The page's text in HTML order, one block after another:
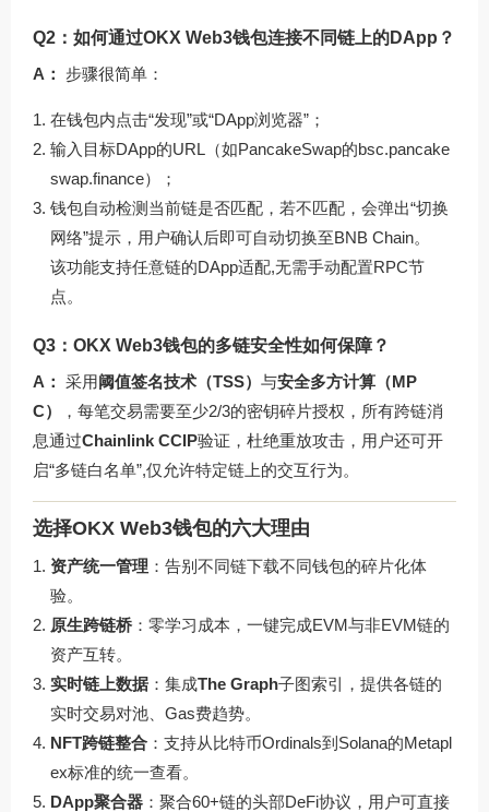
Q2：如何通过OKX Web3钱包连接不同链上的DApp？
A：
步骤很简单：
在钱包内点击“发现”或“DApp浏览器”；
输入目标DApp的URL（如PancakeSwap的bsc.pancake
swap.finance）；
钱包自动检测当前链是否匹配，若不匹配，会弹出“切换
网络”提示，用户确认后即可自动切换至BNB Chain。
该功能支持任意链的DApp适配,无需手动配置RPC节
点。
Q3：OKX Web3钱包的多链安全性如何保障？
A： 采用阈值签名技术（TSS） 与安全多方计算（MP
C）
，每笔交易需要至少2/3的密钥碎片授权，所有跨链消
息通过Chainlink CCIP验证，杜绝重放攻击，用户还可开
启“多链白名单”,仅允许特定链上的交互行为。
选择OKX Web3钱包的六大理由
资产统一管理 ：告别不同链下载不同钱包的碎片化体
验。
原生跨链桥：零学习成本，一键完成EVM与非EVM链的
资产互转。
实时链上数据 ：集成The Graph子图索引，提供各链的
实时交易对池、Gas费趋势。
NFT跨链整合 ：支持从比特币Ordinals到Solana的Metapl
ex标准的统一查看。
DApp聚合器 ：聚合60+链的头部DeFi协议，用户可直接